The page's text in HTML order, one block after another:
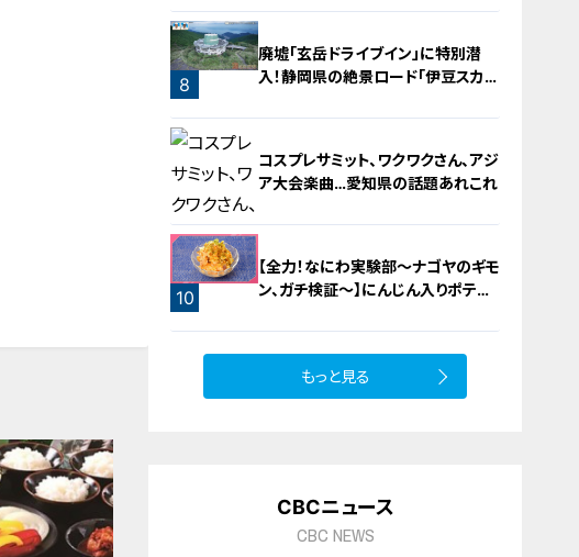
8
廃墟「玄岳ドライブイン」に特別潜
入！静岡県の絶景ロード「伊豆スカイ
コスプレサミット、ワクワクさん、アジ
ア大会楽曲…愛知県の話題あれこれ
10
【全力！なにわ実験部～ナゴヤのギモ
ン、ガチ検証～】にんじん入りポテト
もっと見る
CBCニュース
CBC NEWS